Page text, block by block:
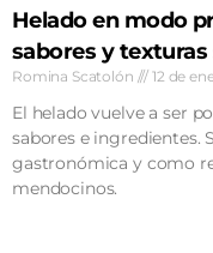
Helado en modo
sabores y
Romina Scatolón 12 de
El helado vuelve a ser
sabores e ingredientes.
gastronómica y como
mendocinos.